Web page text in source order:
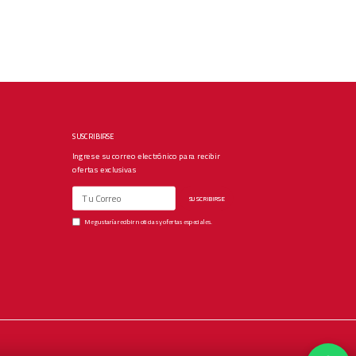
SUSCRIBIRSE
Ingrese su correo electrónico para recibir
ofertas exclusivas
SUSCRIBIRSE
Me gustaría recibir noticias y ofertas especiales.